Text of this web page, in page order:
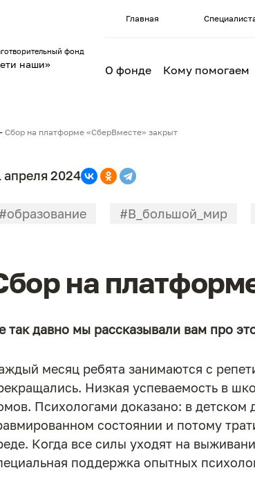
фонд
наши»
Главная
О фонде Кому помогаем
Сбор на платформе «СберВместе» закрыт
апреля 2024
#образование #В_большой_мир
на
так давно мы рассказывали вам про
месяц ребята занимаются с
Низкая успеваемость в
Психологами доказано: в детском
состоянии и потому
Когда все силы уходят на
поддержка опытных